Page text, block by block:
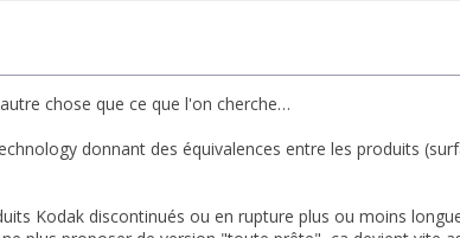
chose que ce que l'on cherche…
donnant des équivalences entre les produits
Kodak discontinués ou en rupture plus ou moins